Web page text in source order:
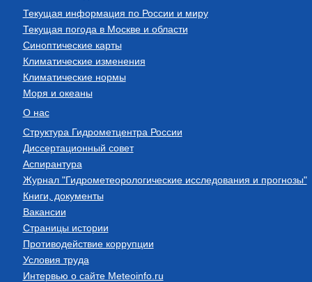
Текущая информация по России и миру
Текущая погода в Москве и области
Синоптические карты
Климатические изменения
Климатические нормы
Моря и океаны
О нас
Структура Гидрометцентра России
Диссертационный совет
Аспирантура
Журнал "Гидрометеорологические исследования и прогнозы"
Книги, документы
Вакансии
Страницы истории
Противодействие коррупции
Условия труда
Интервью о сайте Meteoinfo.ru